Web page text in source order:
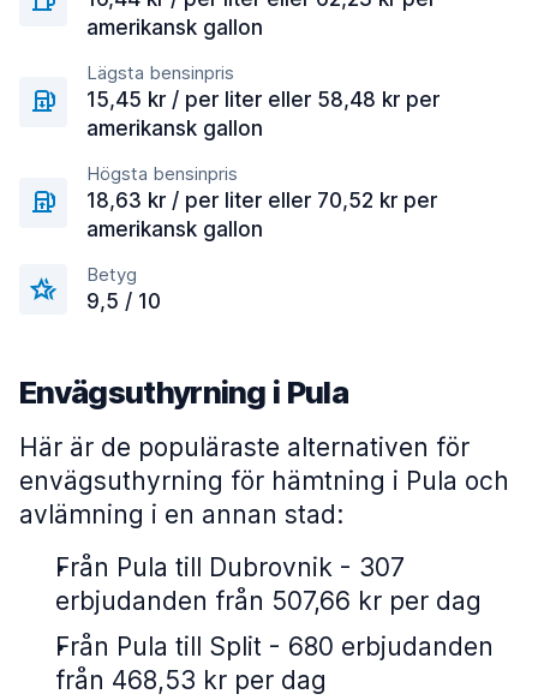
amerikansk gallon
Lägsta bensinpris
15,45 kr / per liter eller 58,48 kr per
amerikansk gallon
Högsta bensinpris
18,63 kr / per liter eller 70,52 kr per
amerikansk gallon
Betyg
9,5 / 10
Envägsuthyrning i Pula
Här är de populäraste alternativen för
envägsuthyrning för hämtning i Pula och
avlämning i en annan stad:
Från Pula till Dubrovnik - 307
erbjudanden från 507,66 kr per dag
Från Pula till Split - 680 erbjudanden
från 468,53 kr per dag